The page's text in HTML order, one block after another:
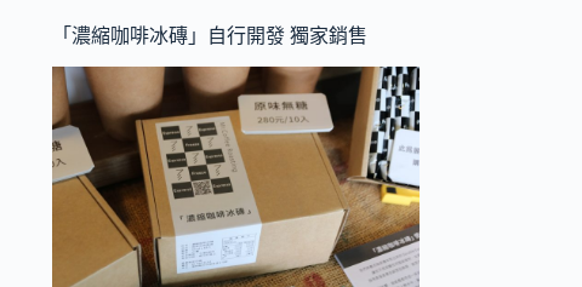
符
條
件
的
結
「濃縮咖啡冰磚」自行開發 獨家銷售